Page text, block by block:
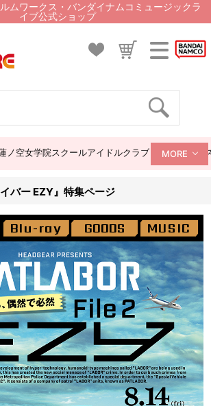
ムワークス・バンダイナムコミュージックラ
イブ公式ショップ
ノ空女学院スクールアイドルクラブ ぬいぐるみ
MORE
バー EZY』特集ページ
Blu-ray GOODS
書籍＆グッズ
MUSIC